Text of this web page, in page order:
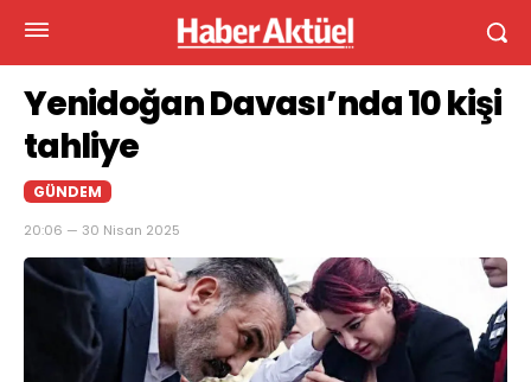
Yenidoğan Davası’nda 10 kişi
tahliye
GÜNDEM
20:06 — 30 Nisan 2025